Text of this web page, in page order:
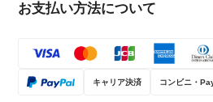
お支払い方法について
キャリア決済 コンビニ・